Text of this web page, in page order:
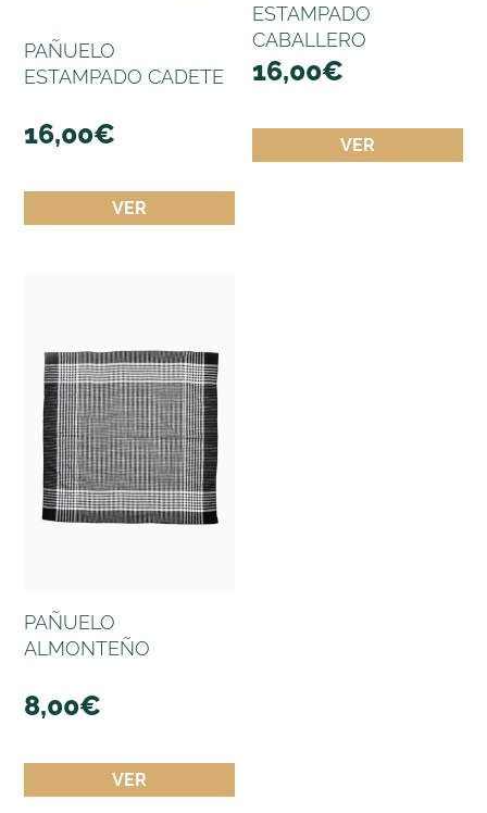
PAÑUELO
ESTAMPADO CADETE
16,00€
VER
ESTAMPADO
CABALLERO
16,00€
VER
PAÑUELO
ALMONTEÑO
8,00€
VER